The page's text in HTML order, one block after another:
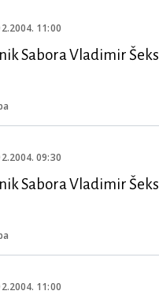
11:00
Sabora Vladimir
09:30
Sabora Vladimir
11:00